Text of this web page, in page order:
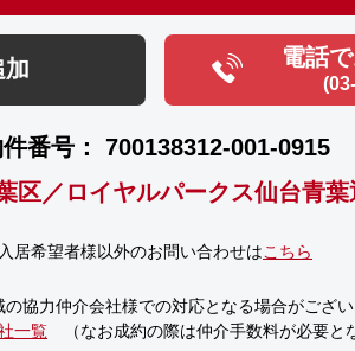
加 電話
番号： 700138312-001-0915
区／ロイヤルパークス仙台青
入居希望者様以外のお問い合わせはこちら
の協力仲介会社様での対応となる場合がござ
一覧 （なお成約の際は仲介手数料が必要と